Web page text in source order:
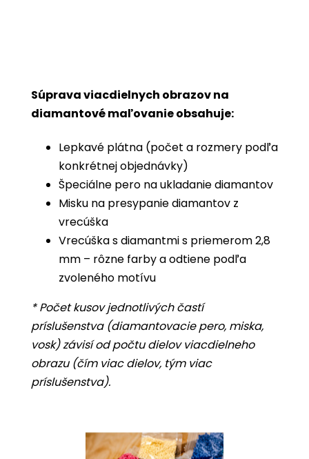
Súprava viacdielnych obrazov na
diamantové maľovanie obsahuje:
Lepkavé plátna (počet a rozmery podľa
konkrétnej objednávky)
Špeciálne pero na ukladanie diamantov
Misku na presypanie diamantov z
vrecúška
Vrecúška s diamantmi s priemerom 2,8
mm – rôzne farby a odtiene podľa
zvoleného motívu
* Počet kusov jednotlivých častí
príslušenstva (diamantovacie pero, miska,
vosk) závisí od počtu dielov viacdielneho
obrazu (čím viac dielov, tým viac
príslušenstva).